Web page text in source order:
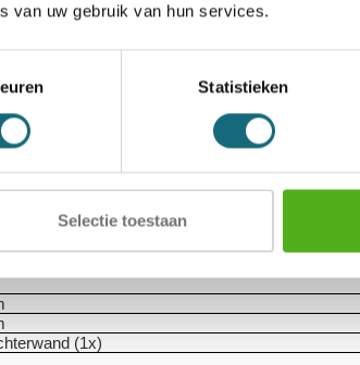
van uw gebruik van hun services.
Statistieken
Selectie toestaan
privékluis
dubbelbaard klavierslot met 2 sleutels
verstelbaar
brandwerendheid volgens EN 15659 LFS30P
(1x)